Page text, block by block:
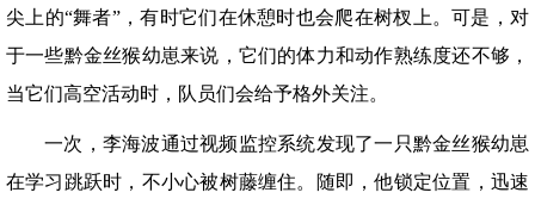
尖上的“舞者”，有时它们在休憩时也会爬在树杈上。可是，对
于一些黔金丝猴幼崽来说，它们的体力和动作熟练度还不够，
当它们高空活动时，队员们会给予格外关注。
一次，李海波通过视频监控系统发现了一只黔金丝猴幼崽
在学习跳跃时，不小心被树藤缠住。随即，他锁定位置，迅速